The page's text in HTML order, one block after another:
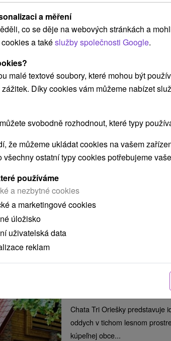
Chata Urpín Kováčová
kompletne vybavenej
kuchyňou, jedálenským...
Chata Tri Oriešky predstavuje
oddych v tichom lesnom
kúpeľnej obce...
a měření
co se děje na webových stránkách a
a takéslužby společnosti Google.
malé textové soubory, které mohou být
Díky cookies vám můžeme nabízet
svobodně rozhodnout, které typy
že můžeme ukládat cookies na vašem
všechny ostatní typy cookies potřebujeme
používáme
a nezbytné cookies
a marketingové cookies
úložisko
uživatelská data
reklam